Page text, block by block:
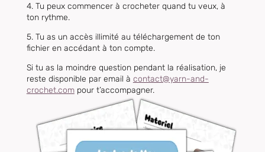
4. Tu peux commencer à crocheter quand tu veux, à
ton rythme.
5. Tu as un accès illimité au téléchargement de ton
fichier en accédant à ton compte.
Si tu as la moindre question pendant la réalisation, je
reste disponible par email à contact@yarn-and-
crochet.compour t’accompagner.